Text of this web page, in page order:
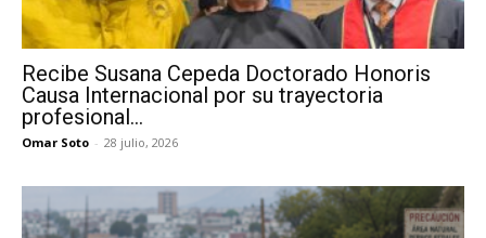
Recibe Susana Cepeda Doctorado Honoris
Causa Internacional por su trayectoria
profesional...
Omar Soto - 28 julio, 2026